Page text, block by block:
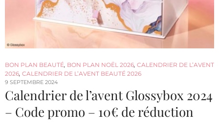
BON PLAN BEAUTÉ, BON PLAN NOËL 2026, CALENDRIER DE L’AVENT
2026, CALENDRIER DE L’AVENT BEAUTÉ 2026
9 SEPTEMBRE 2024
Calendrier de l’avent Glossybox 2024
– Code promo – 10€ de réduction